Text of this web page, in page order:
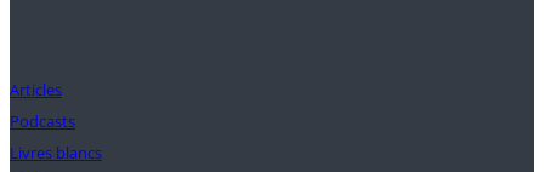
Articles
Podcasts
Livres blancs